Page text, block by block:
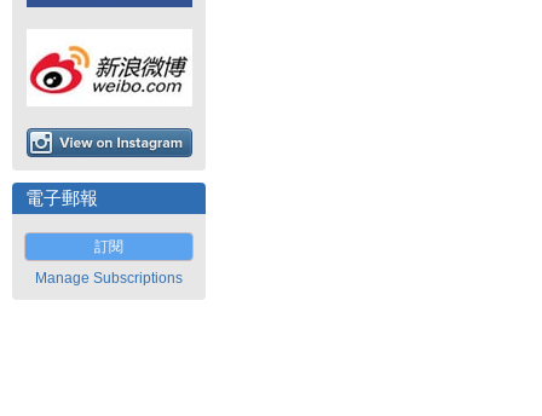
電子郵報
訂閱
Manage Subscriptions